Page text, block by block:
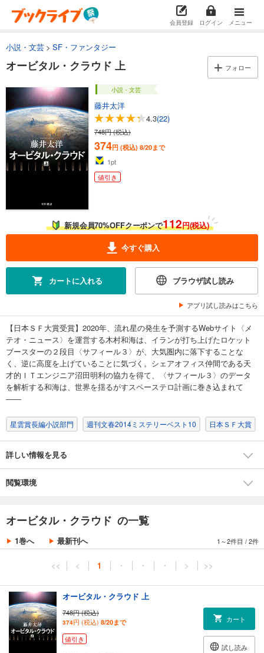
会員登録 ログイン メニュー
小説・文芸 SF・ファンタジー
オービタル・クラウド 上 フォロー
小説・文芸
藤井太洋
4.3(22)
748円 (税込)
374円 (税込) 8/20まで
1pt
値引き
新規会員70%OFFクーポンで112円(税込)
今すぐ購入
カートに入れる ブラウザ試し読み
アプリ試し読みはこちら
【日本ＳＦ大賞受賞】2020年、流れ星の発生を予測するWebサイト〈メ
テオ・ニュース〉を運営する木村和海は、イランが打ち上げたロケット
ブースターの２段目〈サフィール３〉が、大気圏内に落下することな
く、逆に高度を上げていることに気づく。シェアオフィス仲間である天
才的ＩＴエンジニア沼田明利の協力を得て、〈サフィール３〉のデータ
を解析する和海は、世界を揺るがすスペーステロ計画に巻き込まれて
――
星雲賞長編小説部門 週刊文春2014ミステリーベスト10 日本ＳＦ大賞
詳しい情報を見る
閲覧環境
オービタル・クラウド の一覧
1巻へ 最新刊へ 1～2件目 /2件
<< < 1 ・ ・ ・ > >>
オービタル・クラウド 上
748円 (税込)
374円 (税込) 8/20まで
値引き
カート
試し読み